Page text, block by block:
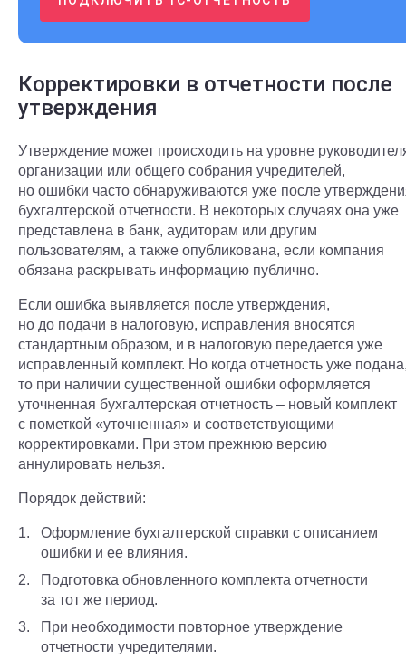
Корректировки в отчетности после
утверждения
Утверждение может происходить на уровне
организации или общего собрания учредителей,
но ошибки часто обнаруживаются уже после
бухгалтерской отчетности. В некоторых случаях она уже
представлена в банк, аудиторам или другим
пользователям, а также опубликована, если компания
обязана раскрывать информацию публично.
Если ошибка выявляется после утверждения,
но до подачи в налоговую, исправления вносятся
стандартным образом, и в налоговую передается уже
исправленный комплект. Но когда отчетность уже
то при наличии существенной ошибки оформляется
уточненная бухгалтерская отчетность – новый комплект
с пометкой «уточненная» и соответствующими
корректировками. При этом прежнюю версию
аннулировать нельзя.
Порядок действий:
Оформление бухгалтерской справки с описанием
ошибки и ее влияния.
Подготовка обновленного комплекта отчетности
за тот же период.
При необходимости повторное утверждение
отчетности учредителями.